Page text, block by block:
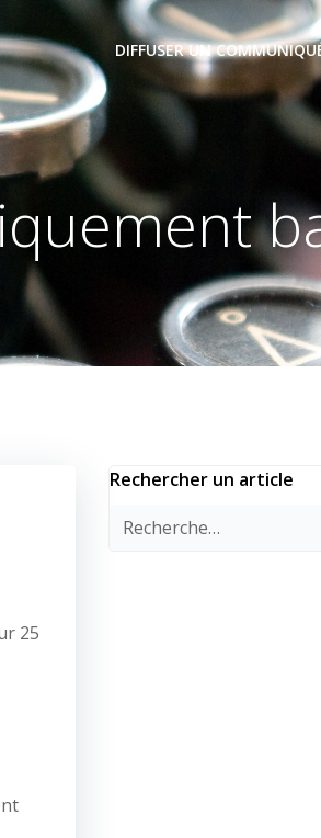
DIFFUSER UN
25
Rechercher un article